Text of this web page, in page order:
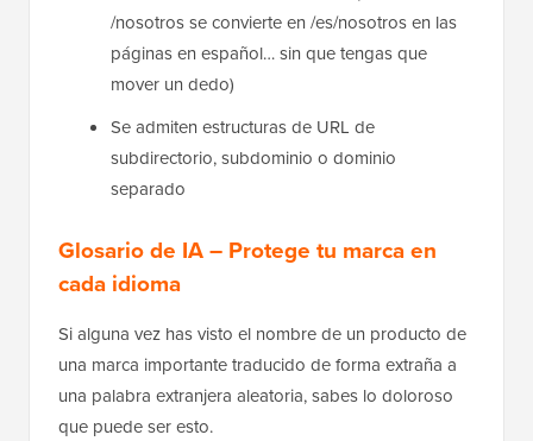
/nosotros se convierte en /es/nosotros en las
páginas en español… sin que tengas que
mover un dedo)
Se admiten estructuras de URL de
subdirectorio, subdominio o dominio
separado
Glosario de IA – Protege tu marca en
cada idioma
Si alguna vez has visto el nombre de un producto de
una marca importante traducido de forma extraña a
una palabra extranjera aleatoria, sabes lo doloroso
que puede ser esto.